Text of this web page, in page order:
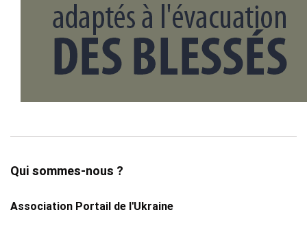
Qui sommes-nous ?
Association Portail de l'Ukraine